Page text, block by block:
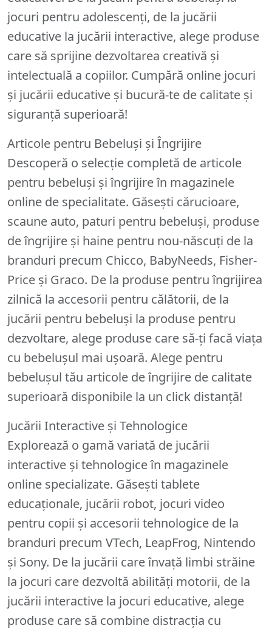
jocuri pentru adolescenți, de la jucării
educative la jucării interactive, alege produse
care să sprijine dezvoltarea creativă și
intelectuală a copiilor. Cumpără online jocuri
și jucării educative și bucură-te de calitate și
siguranță superioară!
Articole pentru Bebeluși și Îngrijire
Descoperă o selecție completă de articole
pentru bebeluși și îngrijire în magazinele
online de specialitate. Găsești cărucioare,
scaune auto, paturi pentru bebeluși, produse
de îngrijire și haine pentru nou-născuți de la
branduri precum Chicco, BabyNeeds, Fisher-
Price și Graco. De la produse pentru îngrijirea
zilnică la accesorii pentru călătorii, de la
jucării pentru bebeluși la produse pentru
dezvoltare, alege produse care să-ți facă viața
cu bebelușul mai ușoară. Alege pentru
bebelușul tău articole de îngrijire de calitate
superioară disponibile la un click distanță!
Jucării Interactive și Tehnologice
Explorează o gamă variată de jucării
interactive și tehnologice în magazinele
online specializate. Găsești tablete
educaționale, jucării robot, jocuri video
pentru copii și accesorii tehnologice de la
branduri precum VTech, LeapFrog, Nintendo
și Sony. De la jucării care învață limbi străine
la jocuri care dezvoltă abilități motorii, de la
jucării interactive la jocuri educative, alege
produse care să combine distracția cu